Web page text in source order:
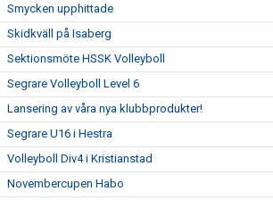
Smycken upphittade
Skidkväll på Isaberg
Sektionsmöte HSSK Volleyboll
Segrare Volleyboll Level 6
Lansering av våra nya klubbprodukter!
Segrare U16 i Hestra
Volleyboll Div4 i Kristianstad
Novembercupen Habo